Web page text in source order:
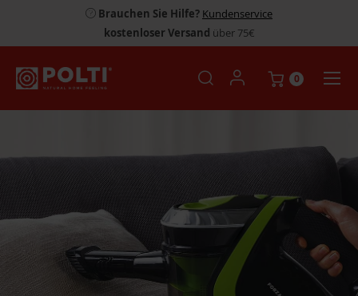
Brauchen Sie Hilfe? Kundenservice
kostenloser Versand über 75€
0